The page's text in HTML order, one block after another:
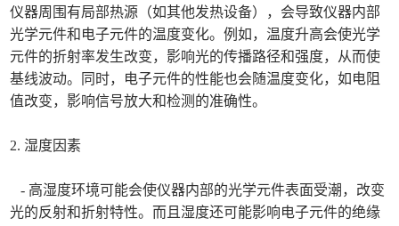
仪器周围有局部热源（如其他发热设备），会导致仪器内部
光学元件和电子元件的温度变化。例如，温度升高会使光学
元件的折射率发生改变，影响光的传播路径和强度，从而使
基线波动。同时，电子元件的性能也会随温度变化，如电阻
值改变，影响信号放大和检测的准确性。
2. 湿度因素
- 高湿度环境可能会使仪器内部的光学元件表面受潮，改变
光的反射和折射特性。而且湿度还可能影响电子元件的绝缘